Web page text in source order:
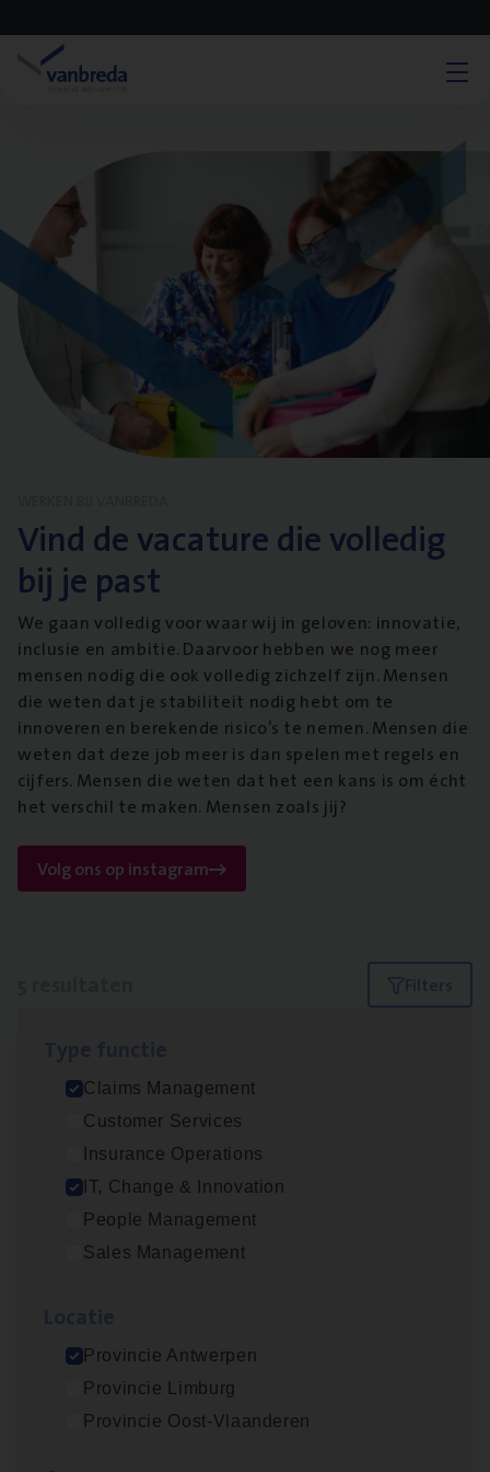
Vind de vacature die volledig
bij je past
We gaan volledig voor waar wij in geloven: innovatie,
inclusie en ambitie. Daarvoor hebben we nog meer
mensen nodig die ook volledig zichzelf zijn. Mensen
die weten dat je stabiliteit nodig hebt om te
innoveren en berekende risico’s te nemen. Mensen die
weten dat deze job meer is dan spelen met regels en
cijfers. Mensen die weten dat het een kans is om écht
het verschil te maken. Mensen zoals jij?
Volg ons op instagram
Filters
Claims Management
Customer Services
Insurance Operations
IT, Change & Innovation
People Management
Sales Management
Provincie Antwerpen
Provincie Limburg
Provincie Oost-Vlaanderen
Busi­ness Analyst
IT, Change & Innovation
Antwerpen
(Agi­le)IT Pro­ject Manager
Scha­de Expert Fleet